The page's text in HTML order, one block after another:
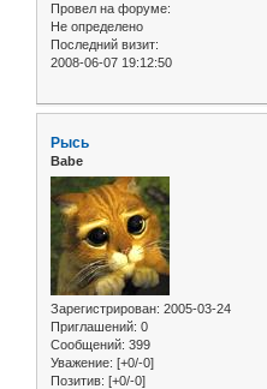
Провел на форуме:
Не определено
Последний визит:
2008-06-07 19:12:50
Рысь
Babe
Зарегистрирован: 2005-03-24
Приглашений: 0
Сообщений: 399
Уважение: [+0/-0]
Позитив: [+0/-0]